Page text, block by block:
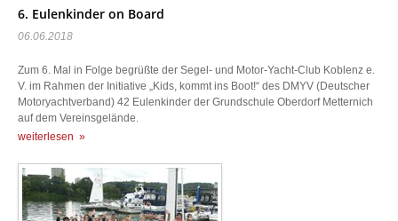
6. Eulenkinder on Board
06.06.2018
Zum 6. Mal in Folge begrüßte der Segel- und Motor-Yacht-Club Koblenz e.
V. im Rahmen der Initiative „Kids, kommt ins Boot!“ des DMYV (Deutscher
Motoryachtverband) 42 Eulenkinder der Grundschule Oberdorf Metternich
auf dem Vereinsgelände.
weiterlesen »